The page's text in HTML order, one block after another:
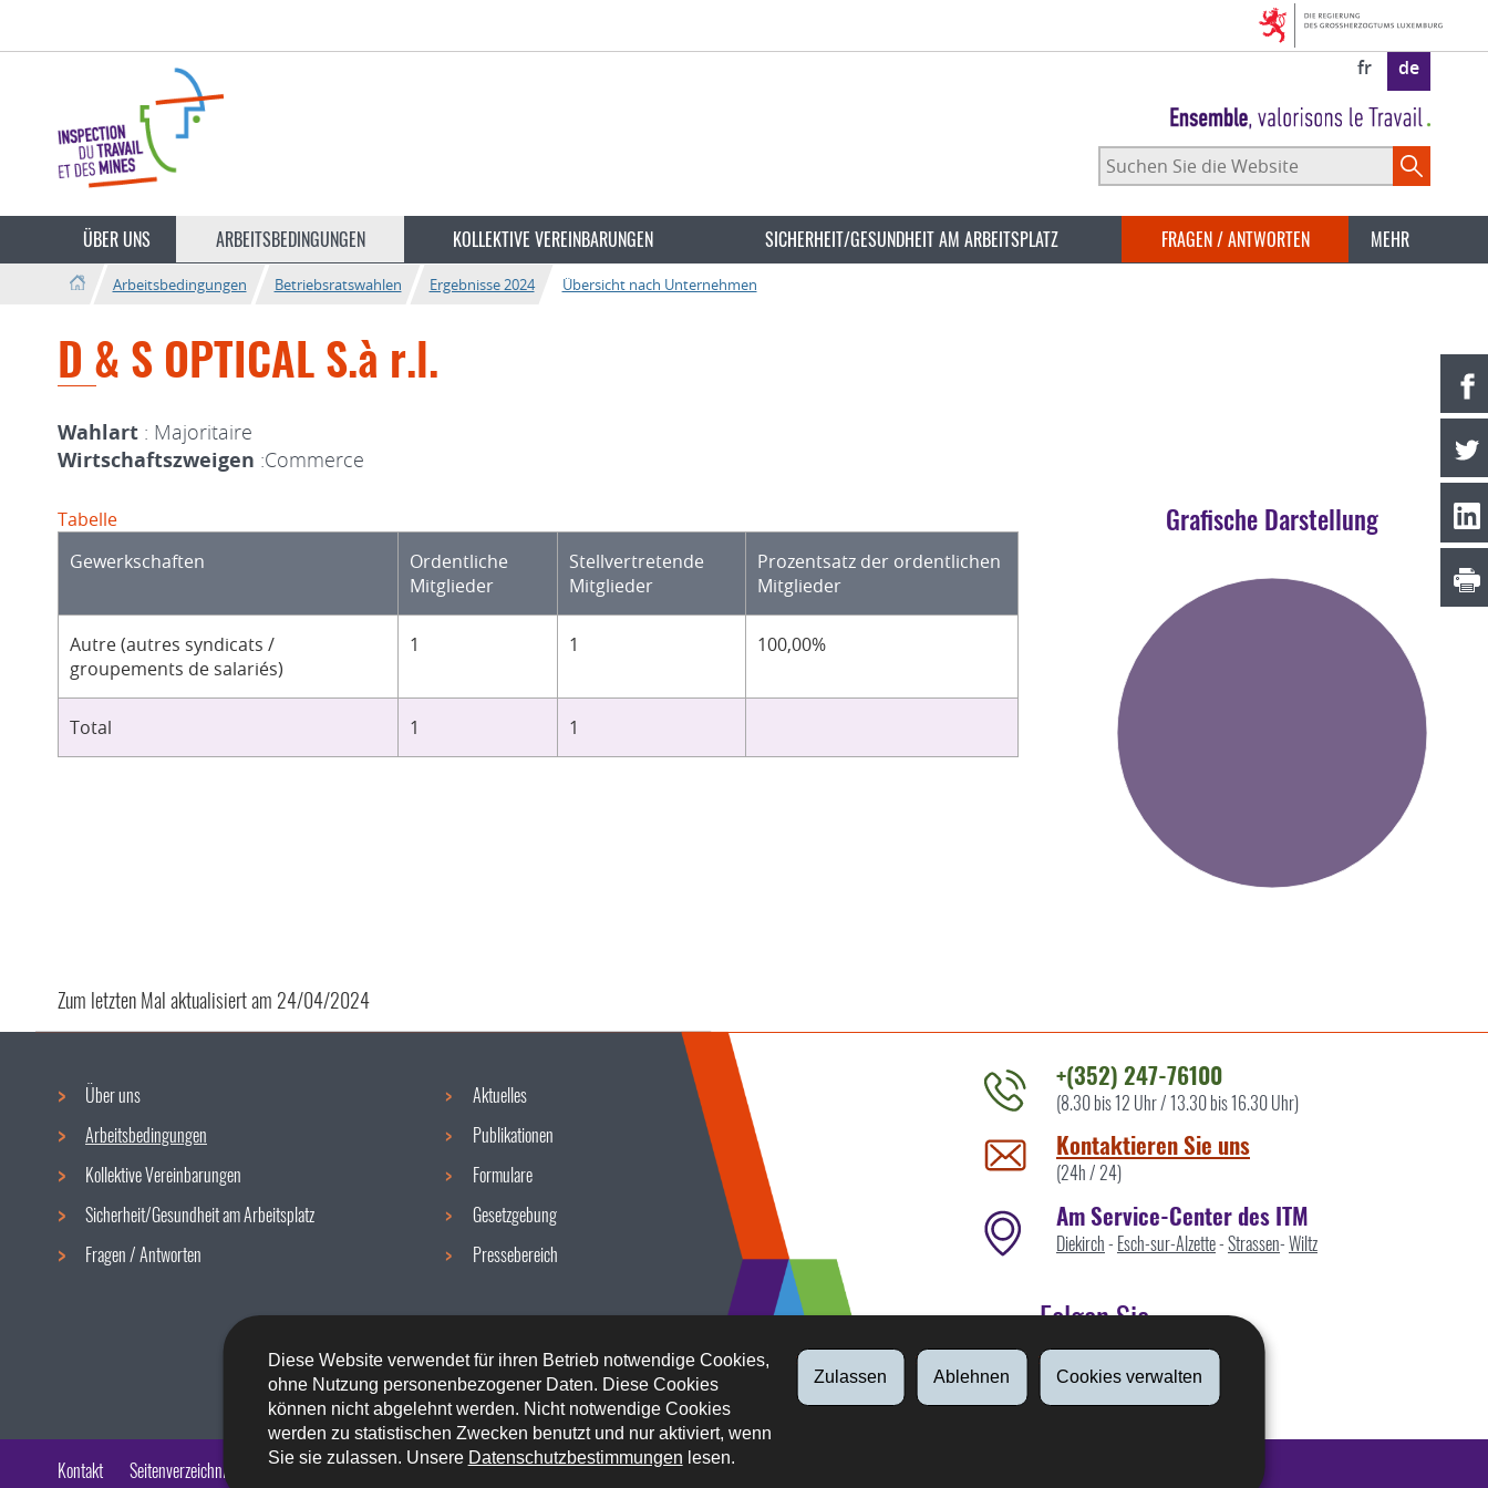
Diese Website verwendet für ihren Betrieb notwendige Cookies,
ohne Nutzung personenbezogener Daten. Diese Cookies
können nicht abgelehnt werden. Nicht notwendige Cookies
werden zu statistischen Zwecken benutzt und nur aktiviert, wenn
Sie sie zulassen. Unsere Datenschutzbestimmungen lesen.
Zulassen Ablehnen Cookies verwalten
wechseln
fr de
Suchen
Sie
Website
ÜBER UNS ARBEITSBEDINGUNGEN KOLLEKTIVE VEREINBARUNGEN SICHERHEIT/GESUNDHEIT AM ARBEITSPLATZ FRAGEN / ANTWORTEN MEHR
Arbeitsbedingungen Betriebsratswahlen Ergebnisse 2024 Übersicht nach Unternehmen
D & S OPTICAL S.à r.l.
Wahlart : Majoritaire
Wirtschaftszweigen :Commerce
Tabelle
Gewerkschaften
Ordentliche
Mitglieder
Stellvertretende
Mitglieder
Prozentsatz der ordentlichen
Mitglieder
Autre (autres syndicats /
groupements de salariés)
1 1 100,00%
Total 1 1
Grafische Darstellung
Zum letzten Mal aktualisiert am 24/04/2024
Navigationsmenü
Über uns
Arbeitsbedingungen
Kollektive Vereinbarungen
Sicherheit/Gesundheit am Arbeitsplatz
Fragen / Antworten
Aktuelles
Publikationen
Formulare
Gesetzgebung
Pressebereich
Kontaktieren
Sie
uns
+(352) 247-76100
(8.30 bis 12 Uhr / 13.30 bis 16.30 Uhr)
Kontaktieren Sie uns
(24h / 24)
Am Service-Center des ITM
Diekirch- Esch-sur-Alzette-Strassen-Wiltz
Folgen Sie
Linkedin
Kontakt Seitenverzeichnis Impressum Barrierefreiheit Rechtliche Aspekte Datenschutz